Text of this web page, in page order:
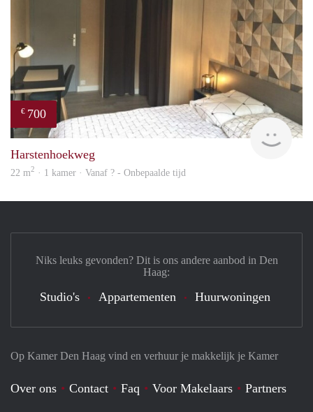
€ 700
Harstenhoekweg
22 m2 · 1 kamer · Vanaf ? - Onbepaalde tijd
Op Kamer Den Haag vind en verhuur je makkelijk je Kamer
Over ons Contact Faq Voor Makelaars
Partners
Niks leuks gevonden? Dit is ons andere aanbod in Den
Haag:
Studio's Appartementen Huurwoningen